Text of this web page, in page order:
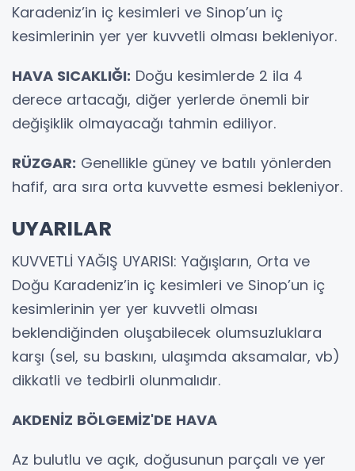
Karadeniz’in iç kesimleri ve Sinop’un iç
kesimlerinin yer yer kuvvetli olması bekleniyor.
HAVA SICAKLIĞI: Doğu kesimlerde 2 ila 4
derece artacağı, diğer yerlerde önemli bir
değişiklik olmayacağı tahmin ediliyor.
RÜZGAR: Genellikle güney ve batılı yönlerden
hafif, ara sıra orta kuvvette esmesi bekleniyor.
UYARILAR
KUVVETLİ YAĞIŞ UYARISI: Yağışların, Orta ve
Doğu Karadeniz’in iç kesimleri ve Sinop’un iç
kesimlerinin yer yer kuvvetli olması
beklendiğinden oluşabilecek olumsuzluklara
karşı (sel, su baskını, ulaşımda aksamalar, vb)
dikkatli ve tedbirli olunmalıdır.
AKDENİZ BÖLGEMİZ'DE HAVA
Az bulutlu ve açık, doğusunun parçalı ve yer